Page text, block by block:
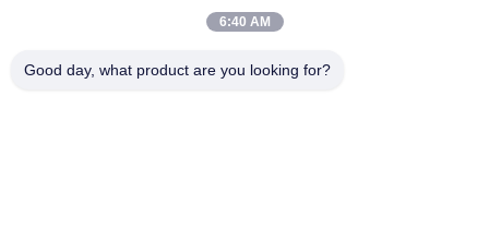
주소
6:40 AM
Good day, what product are you looking for?